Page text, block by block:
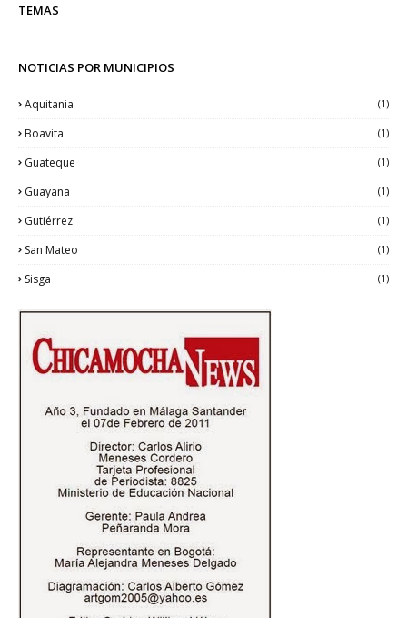
TEMAS
NOTICIAS POR MUNICIPIOS
Aquitania (1)
Boavita (1)
Guateque (1)
Guayana (1)
Gutiérrez (1)
San Mateo (1)
Sisga (1)